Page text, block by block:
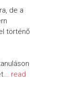
de a
történő
read